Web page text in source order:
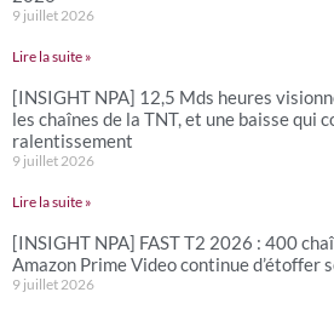
9 juillet 2026
Lire la suite »
[INSIGHT NPA] 12,5 Mds heures
les chaînes de la TNT, et une baisse qui
ralentissement
9 juillet 2026
Lire la suite »
[INSIGHT NPA] FAST T2 2026 : 400
Amazon Prime Video continue d’étoffer
9 juillet 2026